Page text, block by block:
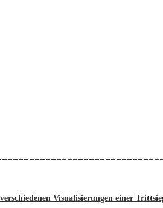
Visualisierungen einer